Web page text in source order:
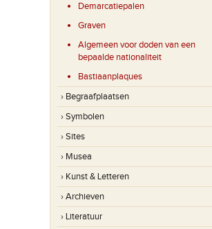
Demarcatiepalen
Graven
Algemeen voor doden van een
bepaalde nationaliteit
Bastiaanplaques
› Begraafplaatsen
› Symbolen
› Sites
› Musea
› Kunst & Letteren
› Archieven
› Literatuur